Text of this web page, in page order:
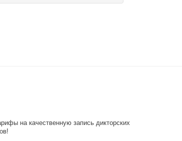
на качественную запись дикторских